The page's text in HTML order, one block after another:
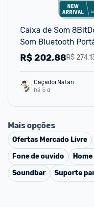
Caixa de Som
Som Bluetooth
Dock de
R$
R$202,88
CaçadorNatan
há 5 d
Mais opções
Ofertas Mercado Livre
Fone de ouvido
Soundbar
Suporte